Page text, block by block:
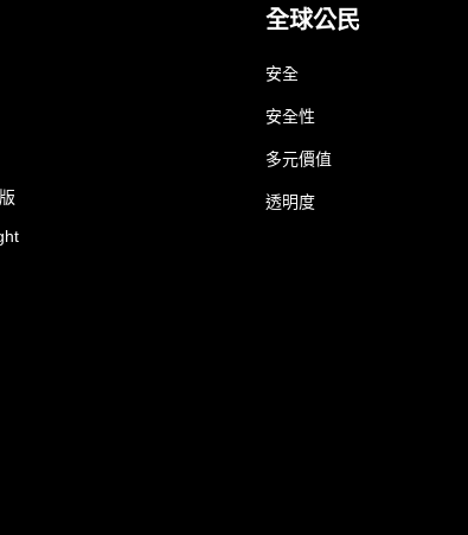
全球公民
安全
安全性
多元價值
透明度